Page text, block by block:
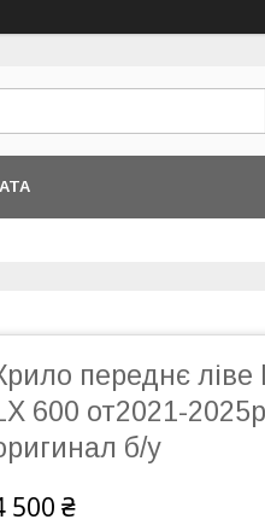
переднє
600 от2021-
б/у
500 ₴